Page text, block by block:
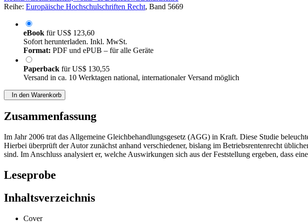
Reihe: Europäische Hochschulschriften Recht, Band 5669
eBook fürUS$ 123,60
Sofort herunterladen. Inkl. MwSt.
Format: PDF und ePUB – für alle Geräte
Paperback fürUS$ 130,55
Versand in ca. 10 Werktagen national, internationaler Versand möglich
In den Warenkorb
Zusammenfassung
Im Jahr 2006 trat das Allgemeine Gleichbehandlungsgesetz (AGG) in Kraft. Diese Studie
Hierbei überprüft der Autor zunächst anhand verschiedener, bislang im Betriebsrentenrecht
sind. Im Anschluss analysiert er, welche Auswirkungen sich aus der Feststellung ergeben, dass
Leseprobe
Inhaltsverzeichnis
Cover